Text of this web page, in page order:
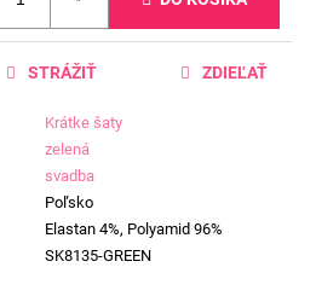
Krátke šaty
zelená
svadba
Poľsko
Elastan 4%, Polyamid 96%
SK8135-GREEN
STRÁŽIŤ ZDIEĽAŤ